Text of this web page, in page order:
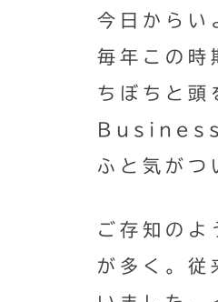
今日からい
毎年この時
ちぼちと
Business
ふと気がつ
ご存知のよ
が多く。